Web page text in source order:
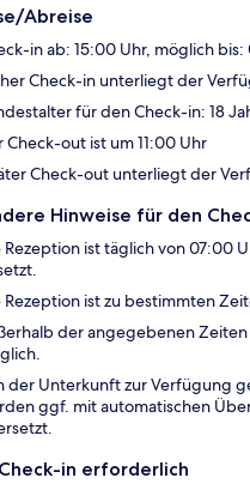
Abreise
in ab: 15:00 Uhr, möglich
Check-in unterliegt der
für den Check-in: 18
Check-out ist um 11:00 Uhr
Check-out unterliegt der
Hinweise für den
Rezeption ist täglich von 07:00
Rezeption ist zu bestimmten
der angegebenen
der Unterkunft zur Verfügung
ggf. mit automatischen
in erforderlich